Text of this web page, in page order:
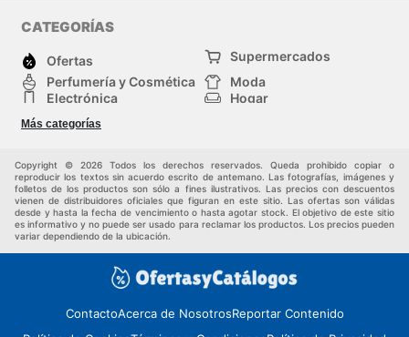
CATEGORÍAS
Ofertas
Supermercados
Perfumería y Cosmética
Moda
Electrónica
Hogar
Deporte
Juguetes y bebés
Más categorías
Copyright © 2026 Todos los derechos reservados. Queda prohibido copiar o
reproducir los textos sin acuerdo escrito de antemano. Las fotografías, imágenes y
folletos de los productos son sólo a fines ilustrativos. Las precios con descuentos
vienen de distribuidores oficiales que figuran en este sitio. Las ofertas son válidas
desde y hasta la fecha de vencimiento o hasta agotar stock. El objetivo de este sitio
es informativo y no puede ser usado para reclamar los productos. Los precios pueden
variar dependiendo de la ubicación.
ContactoAcerca de NosotrosReportar Contenido